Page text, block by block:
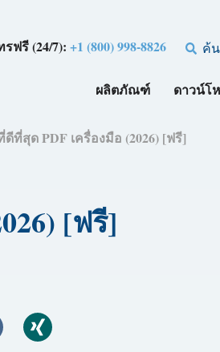
รฟรี (24/7):+1 (800) 998-8826 ค้
ผลิตภัณฑ์ ดาวน์โ
ที่สุด PDF เครื่องมือ (2026) [ฟรี]
[ฟรี]